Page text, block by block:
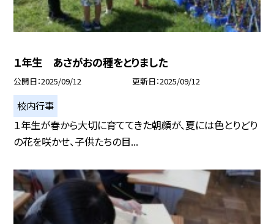
１年生 あさがおの種をとりました
公開日 2025/09/12 更新日 2025/09/12
校内行事
１年生が春から大切に育ててきた朝顔が、夏には色とりどり
の花を咲かせ、子供たちの目...